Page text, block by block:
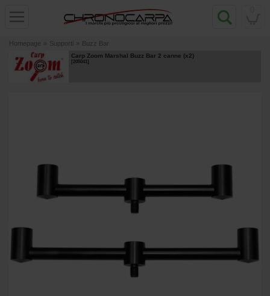
Homepage » Supporti » Buzz Bar
Carp Zoom Marshal Buzz Bar 2 canne (x2)
[205041]